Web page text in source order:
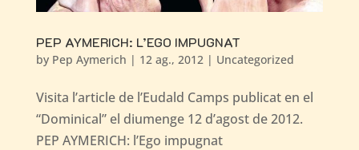
PEP AYMERICH: L’EGO IMPUGNAT
by Pep Aymerich | 12 ag., 2012 | Uncategorized
Visita l’article de l’Eudald Camps publicat en el
“Dominical” el diumenge 12 d’agost de 2012.
PEP AYMERICH: l’Ego impugnat